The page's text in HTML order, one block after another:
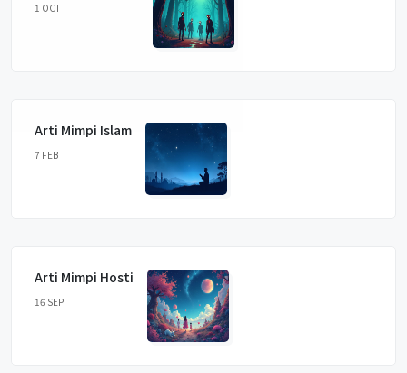
1 OCT
Arti Mimpi Islam
7 FEB
Arti Mimpi Hosti
16 SEP